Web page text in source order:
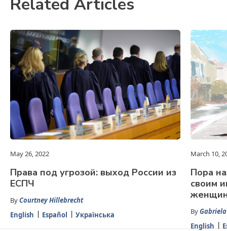
May 26, 2022
Права под угрозой: выход России из
ЕСПЧ
ByCourtney Hillebrecht
English
Español Українська
March 10,
Пора
своим
By
English